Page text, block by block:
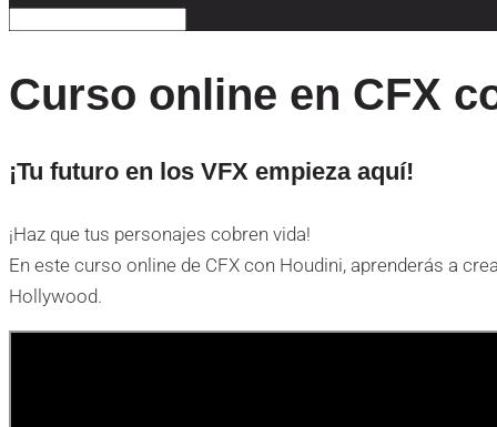
Curso online en CFX
¡Tu futuro en los VFX empieza aquí!
¡Haz que tus personajes cobren vida!
En este curso online de CFX con Houdini, aprenderás a
Hollywood.